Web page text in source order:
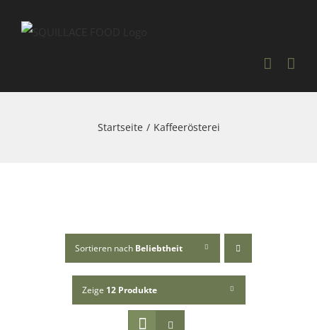
Startseite Kaffeerösterei
Sortieren nach Beliebtheit
Zeige 12 Produkte